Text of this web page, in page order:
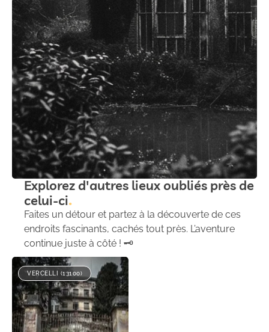
Explorez d'autres lieux oubliés près de
celui-ci
Faites un détour et partez à la découverte de ces
endroits fascinants, cachés tout près. L’aventure
continue juste à côté ! 🗝️
VERCELLI (13100)